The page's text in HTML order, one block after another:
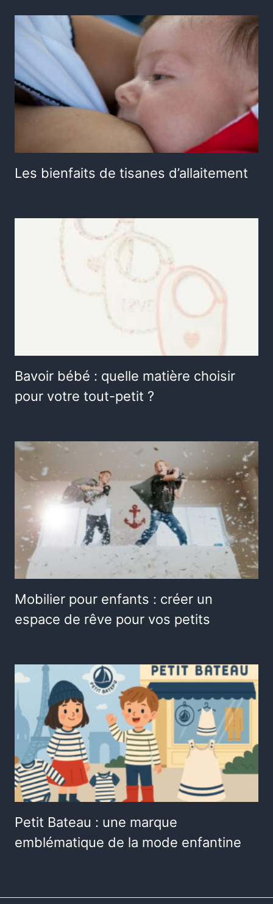
Les bienfaits de tisanes d’allaitement
Bavoir bébé : quelle matière choisir
pour votre tout-petit ?
Mobilier pour enfants : créer un
espace de rêve pour vos petits
Petit Bateau : une marque
emblématique de la mode enfantine